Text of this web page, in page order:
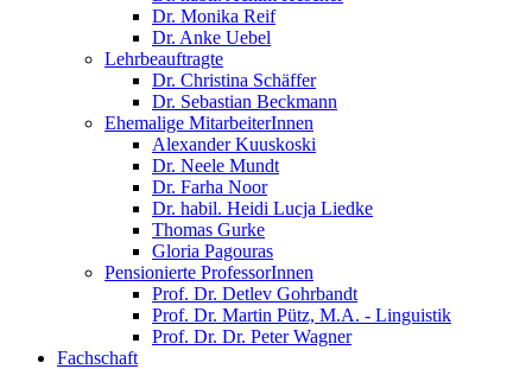
Dr. Monika Reif
Dr. Anke Uebel
Lehrbeauftragte
Dr. Christina Schäffer
Dr. Sebastian Beckmann
Ehemalige MitarbeiterInnen
Alexander Kuuskoski
Dr. Neele Mundt
Dr. Farha Noor
Dr. habil. Heidi Lucja Liedke
Thomas Gurke
Gloria Pagouras
Pensionierte ProfessorInnen
Prof. Dr. Detlev Gohrbandt
Prof. Dr. Martin Pütz, M.A. - Linguistik
Prof. Dr. Dr. Peter Wagner
Fachschaft